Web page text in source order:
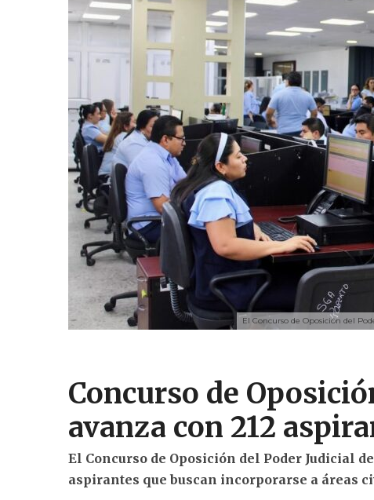
El Concurso de Oposición del
Concurso de
avanza con 212
El Concurso de Oposición del Poder Judicial
aspirantes que buscan incorporarse a áreas